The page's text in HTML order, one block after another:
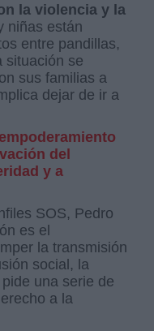
la violencia y la
niñas están
entre pandillas,
se
sus familias a
dejar de ir a
del
y a
SOS, Pedro
es el
la transmisión
social, la
una serie de
a la